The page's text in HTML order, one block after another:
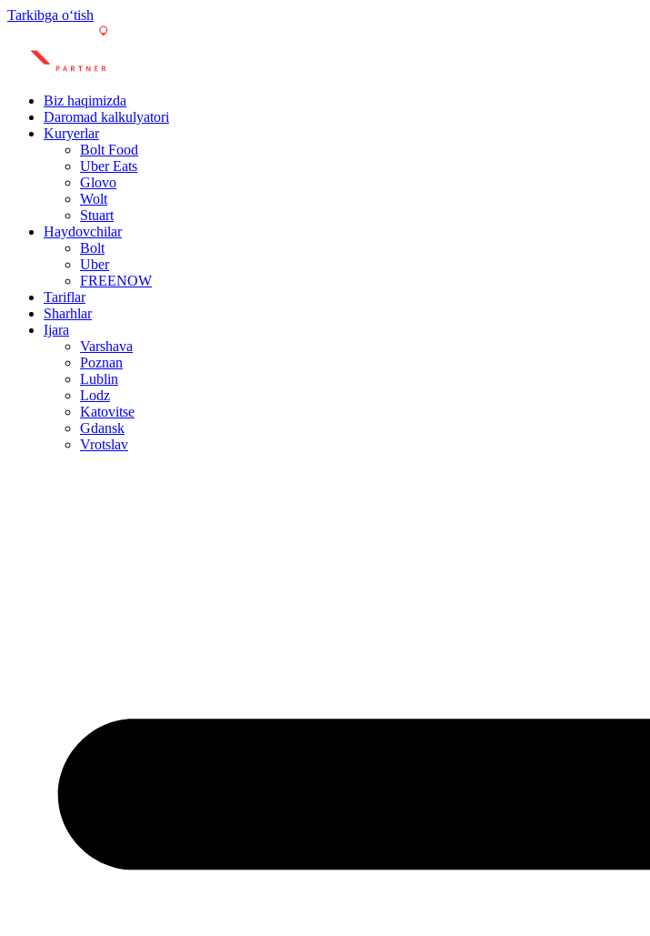
Tarkibga oʻtish
Biz haqimizda
Daromad kalkulyatori
Kuryerlar
Bolt Food
Uber Eats
Glovo
Wolt
Stuart
Haydovchilar
Bolt
Uber
FREENOW
Tariflar
Sharhlar
Ijara
Varshava
Poznan
Lublin
Lodz
Katovitse
Gdansk
Vrotslav